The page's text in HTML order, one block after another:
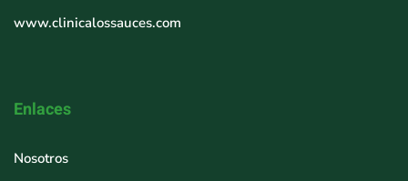
www.clinicalossauces.com
Enlaces
Nosotros